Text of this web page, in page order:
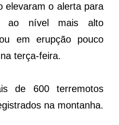
elevaram o alerta para
ao nível mais alto
em erupção pouco
terça-feira.
de 600 terremotos
na montanha.